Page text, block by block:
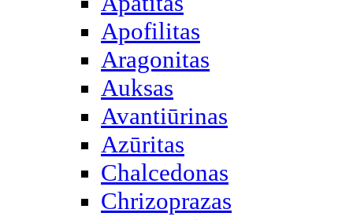
Apofilitas
Aragonitas
Auksas
Avantiūrinas
Azūritas
Chalcedonas
Chrizoprazas